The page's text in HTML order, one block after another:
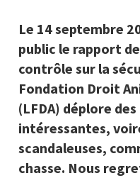
Le 14 septembre
public le rapport
contrôle sur la
Fondation Droit
(LFDA) déplore des
intéressantes,
scandaleuses,
chasse. Nous